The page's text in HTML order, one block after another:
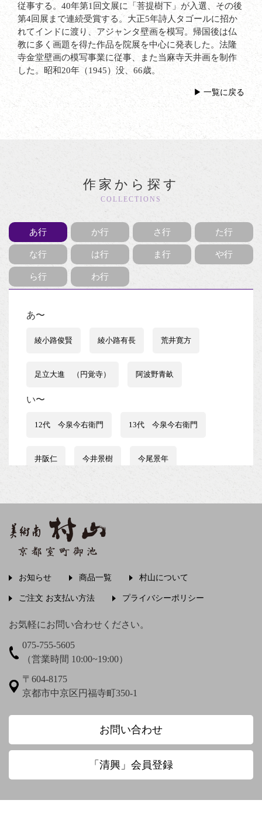
従事する。40年第1回文展に「菩提樹下」が入選、その後
第4回展まで連続受賞する。大正5年詩人タゴールに招か
れてインドに渡り、アジャンタ壁画を模写。帰国後は仏
教に多く画題を得た作品を院展を中心に発表した。法隆
寺金堂壁画の模写事業に従事、また当麻寺天井画を制作
した。昭和20年（1945）没、66歳。
一覧に戻る
作家から探す
COLLECTIONS
あ行 か行 さ行 た行
な行 は行 ま行 や行
ら行 わ行
あ〜
綾小路俊賢 綾小路有長 荒井寛方
足立大進 （円覚寺） 阿波野青畝
い〜
12代 今泉今右衛門 13代 今泉今右衛門
井阪仁 今井景樹 今尾景年
石田波郷 石黒宗麿
梅渓通治
圓珠庵羅城
大田垣蓮月 大田垣蓮月 鈴木百年
大田垣蓮月賛 松岡環翠画 大谷光演
お知らせ 商品一覧 村山について
ご注文 お支払い方法 プライバシーポリシー
お気軽にお問い合わせください。
075-755-5605
（営業時間 10:00~19:00）
〒604-8175
京都市中京区円福寺町350-1
お問い合わせ
「清興」会員登録